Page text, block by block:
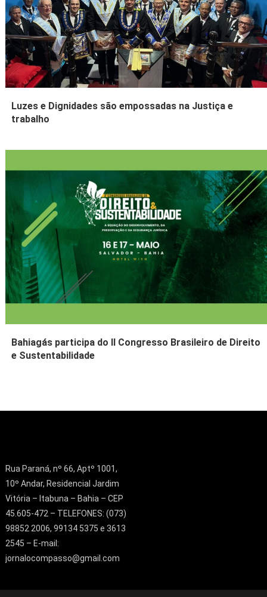
Luzes e Dignidades são empossadas na Justiça e
trabalho
Bahiagás participa do II Congresso Brasileiro de Direito
e Sustentabilidade
Rua Paraná, nº 66, Aptº 1001,
10º Andar, Residencial Jardim
Vitória – Itabuna – Bahia – CEP
45.605-472 – TELEFONES: (073)
98852 2006, 99134 5375 e 3613
2545 – E-mail:
jornalocompasso@gmail.com